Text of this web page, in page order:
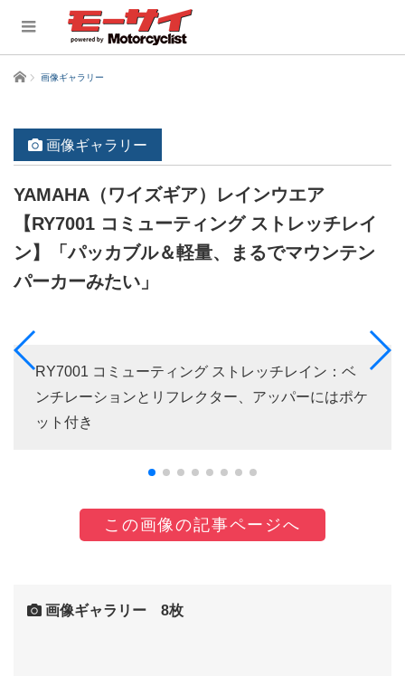
ホーム 画像ギャラリー
画像ギャラリー
YAMAHA（ワイズギア）レインウエア
【RY7001 コミューティング ストレッチレイ
ン】「パッカブル＆軽量、まるでマウンテン
パーカーみたい」
RY7001 コミューティング ストレッチレイン：ベ
ンチレーションとリフレクター、アッパーにはポケ
ット付き
この画像の記事ページへ
画像ギャラリー 8枚